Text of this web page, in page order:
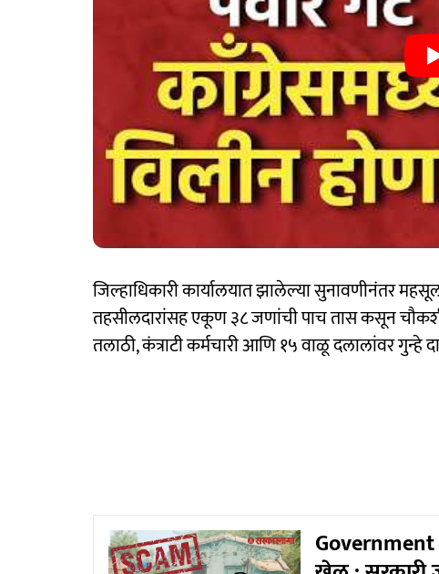
जिल्हाधिकारी कार्यालयात झालेल्या सुनावणीनंतर
तहसीलदारांसह एकूण ३८ जणांची पाच तास कसून
तलाठी, कंत्राटी कर्मचारी आणि १५ वाळू दलालांवर
Government